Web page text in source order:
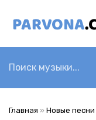
Главная » Новые песни